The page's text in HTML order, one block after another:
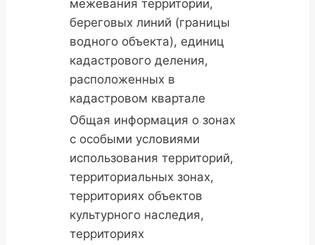
межевания территории,
береговых линий (границы
водного объекта), единиц
кадастрового деления,
расположенных в
кадастровом квартале
Общая информация о зонах
с особыми условиями
использования территорий,
территориальных зонах,
территориях объектов
культурного наследия,
территориях